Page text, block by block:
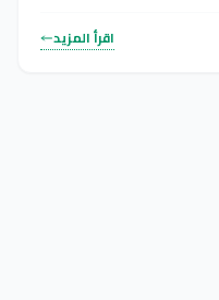
اقرأ المزيد